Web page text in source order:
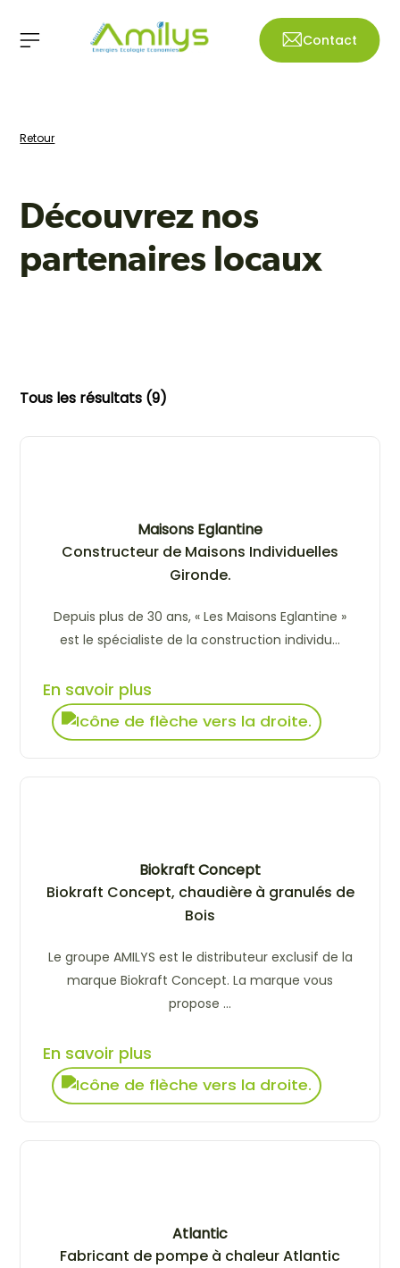
Contact
Retour
Découvrez nos
partenaires locaux
Tous les résultats (9)
Maisons Eglantine
Constructeur de Maisons Individuelles
Gironde.
Depuis plus de 30 ans, « Les Maisons Eglantine »
est le spécialiste de la construction individu...
En savoir plus
Biokraft Concept
Biokraft Concept, chaudière à granulés de
Bois
Le groupe AMILYS est le distributeur exclusif de la
marque Biokraft Concept. La marque vous
propose ...
En savoir plus
Atlantic
Fabricant de pompe à chaleur Atlantic